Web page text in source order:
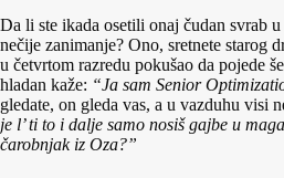
Da li ste ikada osetili onaj čudan svrab
nečije zanimanje? Ono, sretnete starog
u četvrtom razredu pokušao da pojede
hladan kaže: “Ja sam Senior
gledate, on gleda vas, a u vazduhu visi
je l’ ti to i dalje samo nosiš gajbe u
čarobnjak iz Oza?”